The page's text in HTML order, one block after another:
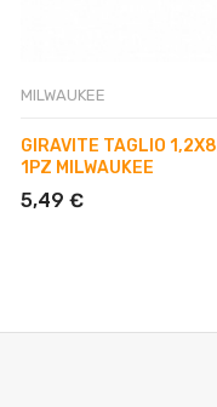
MILWAUKEE
GIRAVITE TAGLIO
1PZ MILWAUKEE
5,49 €